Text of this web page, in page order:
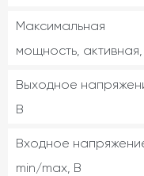
Максимальная
мощность,
Выходное
В
Входное
min/max, В